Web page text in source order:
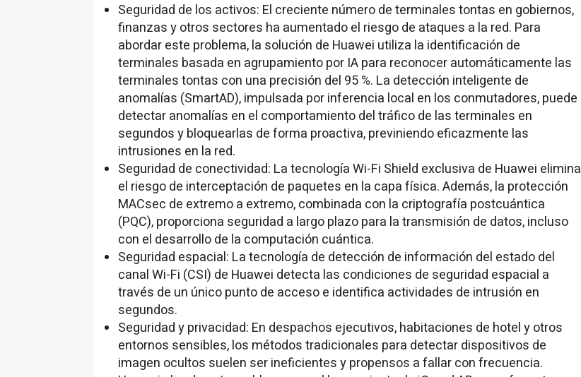
Seguridad de los activos: El creciente número de terminales tontas en gobiernos,
finanzas y otros sectores ha aumentado el riesgo de ataques a la red. Para
abordar este problema, la solución de Huawei utiliza la identificación de
terminales basada en agrupamiento por IA para reconocer automáticamente las
terminales tontas con una precisión del 95 %. La detección inteligente de
anomalías (SmartAD), impulsada por inferencia local en los conmutadores, puede
detectar anomalías en el comportamiento del tráfico de las terminales en
segundos y bloquearlas de forma proactiva, previniendo eficazmente las
intrusiones en la red.
Seguridad de conectividad: La tecnología Wi-Fi Shield exclusiva de Huawei elimina
el riesgo de interceptación de paquetes en la capa física. Además, la protección
MACsec de extremo a extremo, combinada con la criptografía postcuántica
(PQC), proporciona seguridad a largo plazo para la transmisión de datos, incluso
con el desarrollo de la computación cuántica.
Seguridad espacial: La tecnología de detección de información del estado del
canal Wi-Fi (CSI) de Huawei detecta las condiciones de seguridad espacial a
través de un único punto de acceso e identifica actividades de intrusión en
segundos.
Seguridad y privacidad: En despachos ejecutivos, habitaciones de hotel y otros
entornos sensibles, los métodos tradicionales para detectar dispositivos de
imagen ocultos suelen ser ineficientes y propensos a fallar con frecuencia.